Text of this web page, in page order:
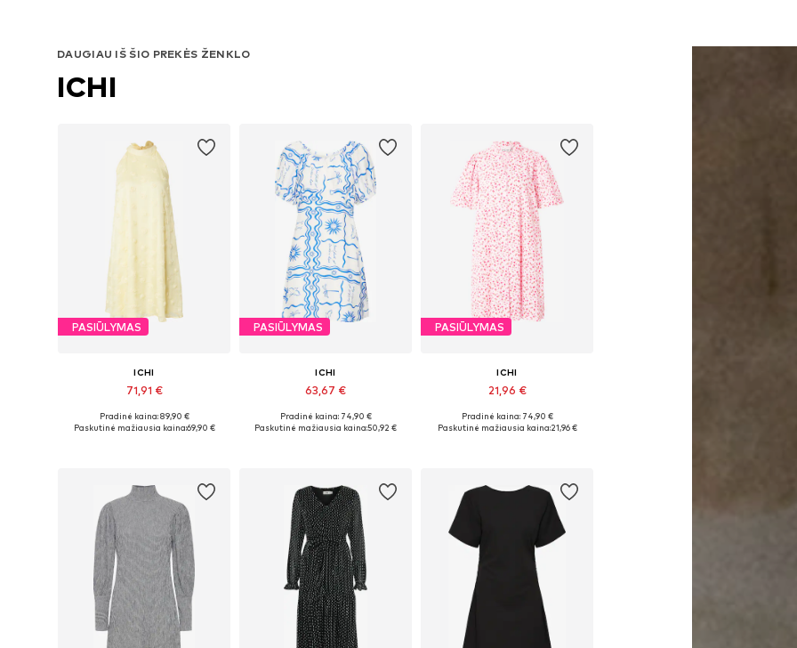
DAUGIAU IŠ ŠIO PREKĖS ŽENKLO
ICHI
PASIŪLYMAS
ICHI
71,91 €
Galimi dydžiai: 34, 36, 38, 40, 42
Pradinė kaina: 89,90 €
Paskutinė mažiausia kaina:69,90 €
PASIŪLYMAS
ICHI
63,67 €
Galimi dydžiai: 34, 36, 38, 40, 42
Pradinė kaina: 74,90 €
Paskutinė mažiausia kaina:50,92 €
PASIŪLYMAS
ICHI
21,96 €
Galimi dydžiai: 34, 36, 38, 40
Pradinė kaina: 74,90 €
Paskutinė mažiausia kaina:21,96 €